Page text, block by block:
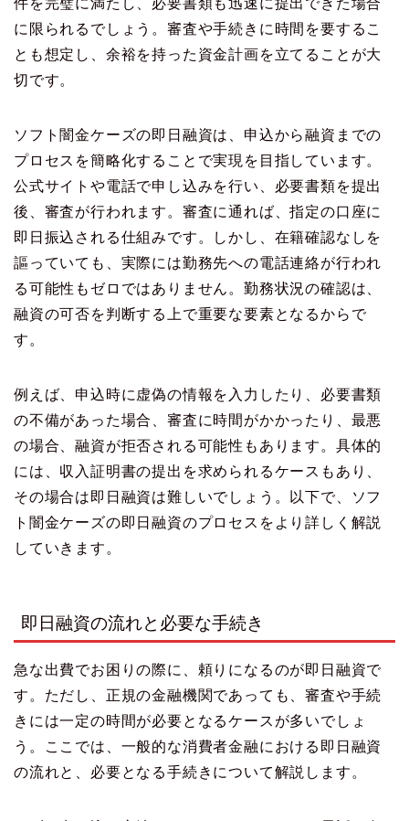
件を完璧に満たし、必要書類も迅速に提出できた場合
に限られるでしょう。審査や手続きに時間を要するこ
とも想定し、余裕を持った資金計画を立てることが大
切です。
ソフト闇金ケーズの即日融資は、申込から融資までの
プロセスを簡略化することで実現を目指しています。
公式サイトや電話で申し込みを行い、必要書類を提出
後、審査が行われます。審査に通れば、指定の口座に
即日振込される仕組みです。しかし、在籍確認なしを
謳っていても、実際には勤務先への電話連絡が行われ
る可能性もゼロではありません。勤務状況の確認は、
融資の可否を判断する上で重要な要素となるからで
す。
例えば、申込時に虚偽の情報を入力したり、必要書類
の不備があった場合、審査に時間がかかったり、最悪
の場合、融資が拒否される可能性もあります。具体的
には、収入証明書の提出を求められるケースもあり、
その場合は即日融資は難しいでしょう。以下で、ソフ
ト闇金ケーズの即日融資のプロセスをより詳しく解説
していきます。
即日融資の流れと必要な手続き
急な出費でお困りの際に、頼りになるのが即日融資で
す。ただし、正規の金融機関であっても、審査や手続
きには一定の時間が必要となるケースが多いでしょ
う。ここでは、一般的な消費者金融における即日融資
の流れと、必要となる手続きについて解説します。